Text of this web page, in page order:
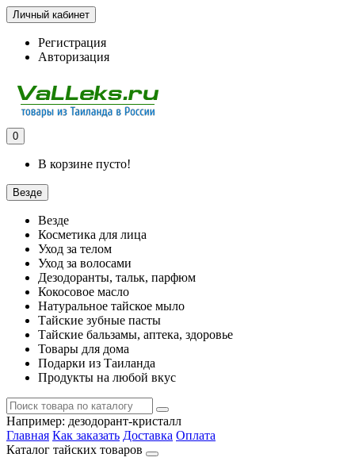
Личный кабинет
Регистрация
Авторизация
0
В корзине пусто!
Везде
Везде
Косметика для лица
Уход за телом
Уход за волосами
Дезодоранты, тальк, парфюм
Кокосовое масло
Натуральное тайское мыло
Тайские зубные пасты
Тайские бальзамы, аптека, здоровье
Товары для дома
Подарки из Таиланда
Продукты на любой вкус
Например: дезодорант-кристалл
Главная Как заказать Доставка Оплата
Каталог тайских товаров